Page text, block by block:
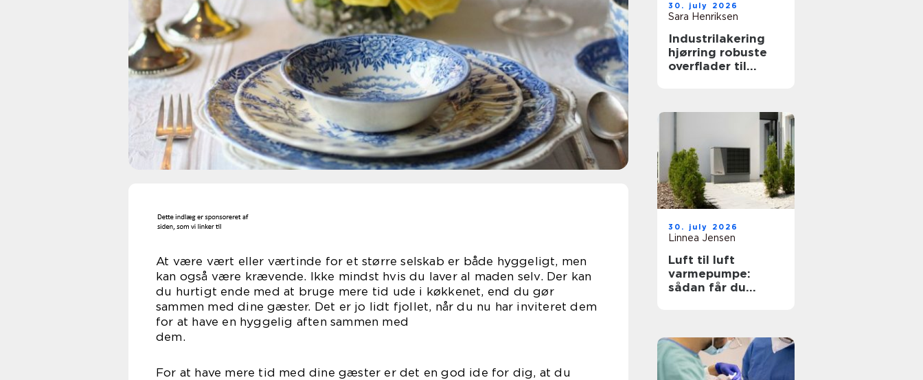
At være vært eller værtinde for et større selskab er både hyggeligt, men
kan også være krævende. Ikke mindst hvis du laver al maden selv. Der kan
du hurtigt ende med at bruge mere tid ude i køkkenet, end du gør
sammen med dine gæster. Det er jo lidt fjollet, når du nu har inviteret dem
for at have en hyggelig aften sammen med
dem.
For at have mere tid med dine gæster er det en god ide for dig, at du
30. july 2026
Sara Henriksen
Industrilakering
hjørring robuste
overflader til
30. july 2026
Linnea Jensen
Luft til luft
varmepumpe:
sådan får du